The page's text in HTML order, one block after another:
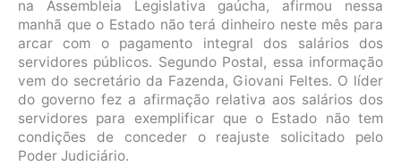
na Assembleia Legislativa gaúcha, afirmou nessa
manhã que o Estado não terá dinheiro neste mês para
arcar com o pagamento integral dos salários dos
servidores públicos. Segundo Postal, essa informação
vem do secretário da Fazenda, Giovani Feltes. O líder
do governo fez a afirmação relativa aos salários dos
servidores para exemplificar que o Estado não tem
condições de conceder o reajuste solicitado pelo
Poder Judiciário.